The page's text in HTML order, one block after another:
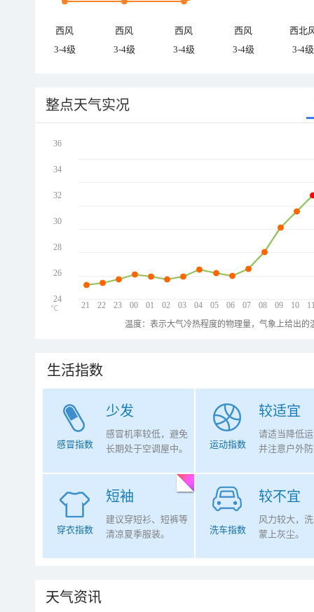
西风 西风 西风 西风
西北
3-4级
3-4级 3-4级 3-4级 3-4级
整点天气实况
21 22 23 00 01 02 03 04 05 06 07 08 09 10
36
34
32
30
28
26
24
℃
温度：表示大气冷热程度的物理量，气象上给出
生活指数
少发
感冒指数
感冒机率较低，避免
长期处于空调屋中。
较适宜
运动指数
请适当降低
并注意户外
短袖
穿衣指数
建议穿短衫、短裤等
清凉夏季服装。
较不宜
洗车指数
风力较大，
蒙上灰尘。
天气资讯